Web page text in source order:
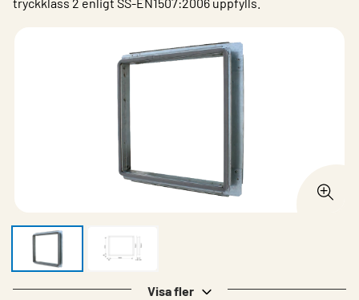
Visa fler